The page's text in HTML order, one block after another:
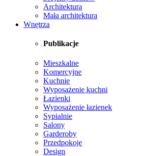
Architektura
Mała architektura
Wnętrza
Publikacje
Mieszkalne
Komercyjne
Kuchnie
Wyposażenie kuchni
Łazienki
Wyposażenie łazienek
Sypialnie
Salony
Garderoby
Przedpokoje
Design